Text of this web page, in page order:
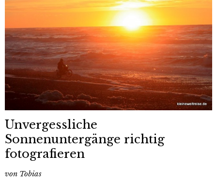
Unvergessliche
Sonnenuntergänge richtig
fotografieren
von Tobias